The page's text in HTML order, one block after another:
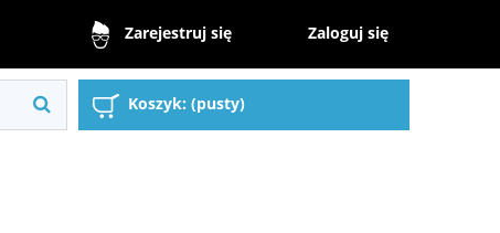
Zarejestruj się Zaloguj się
Koszyk: (pusty)